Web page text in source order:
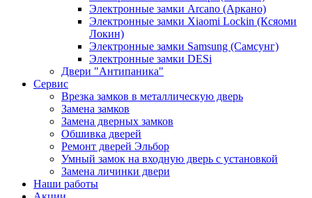
Электронные замки Arcano (Аркано)
Электронные замки Xiaomi Lockin (Ксяоми
Локин)
Электронные замки Samsung (Самсунг)
Электронные замки DESi
Двери "Антипаника"
Сервис
Врезка замков в металлическую дверь
Замена замков
Замена дверных замков
Обшивка дверей
Ремонт дверей Эльбор
Умный замок на входную дверь с установкой
Замена личинки двери
Наши работы